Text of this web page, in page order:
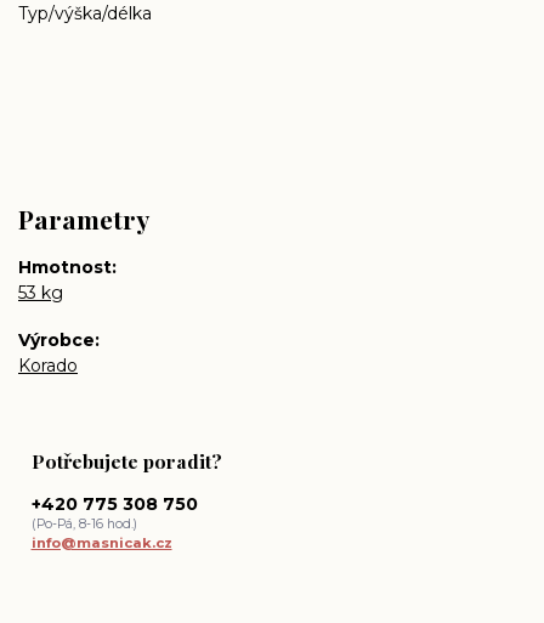
Typ/výška/délka
Parametry
Hmotnost
53 kg
Výrobce
Korado
Potřebujete poradit?
+420 775 308 750
(Po-Pá, 8-16 hod.)
info@masnicak.cz